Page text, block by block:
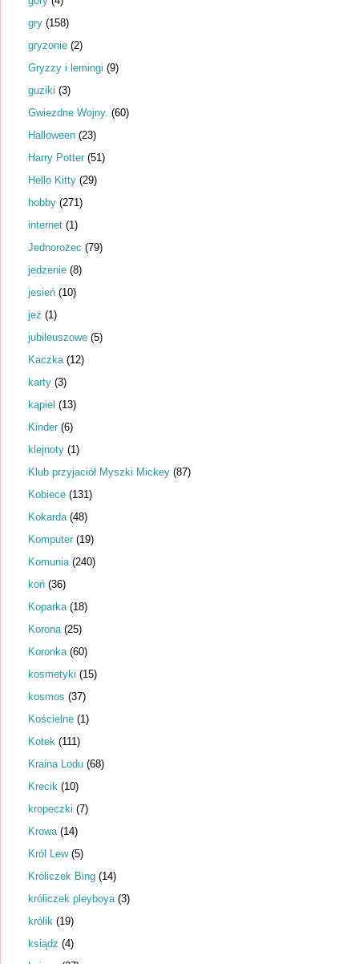
gry (158)
gryzonie (2)
Gryzzy i lemingi (9)
guziki (3)
Gwiezdne Wojny. (60)
Halloween (23)
Harry Potter (51)
Hello Kitty (29)
hobby (271)
internet (1)
Jednorożec (79)
jedzenie (8)
jesień (10)
jeż (1)
jubileuszowe (5)
Kaczka (12)
karty (3)
kąpiel (13)
Kinder (6)
klejnoty (1)
Klub przyjaciół Myszki Mickey (87)
Kobiece (131)
Kokarda (48)
Komputer (19)
Komunia (240)
koń (36)
Koparka (18)
Korona (25)
Koronka (60)
kosmetyki (15)
kosmos (37)
Kościelne (1)
Kotek (111)
Kraina Lodu (68)
Krecik (10)
kropeczki (7)
Krowa (14)
Król Lew (5)
Króliczek Bing (14)
króliczek pleyboya (3)
królik (19)
ksiądz (4)